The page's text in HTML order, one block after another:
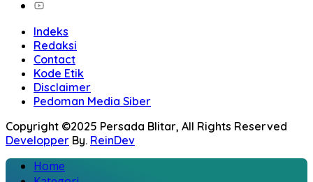
Indeks
Redaksi
Contact
Kode Etik
Disclaimer
Pedoman Media Siber
Copyright ©2025 Persada Blitar, All Rights Reserved
Developper By. ReinDev
Home